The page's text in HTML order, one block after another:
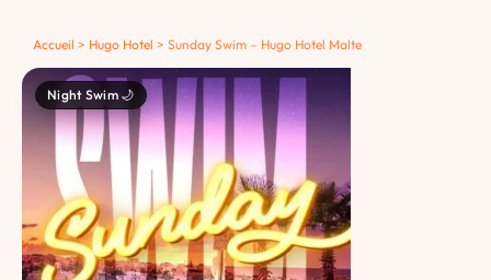
Accueil > Hugo Hotel > Sunday Swim – Hugo Hotel Malte
Night Swim 🌙